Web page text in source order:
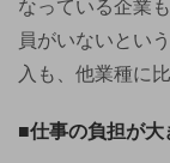
なっている企業
員がいないとい
入も、他業種に
■仕事の負担が大